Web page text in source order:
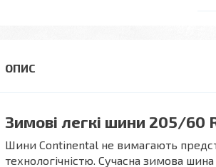
Зимові легкі шини 205/60
Шини Continental не вимагають
технологічністю. Сучасна зимова